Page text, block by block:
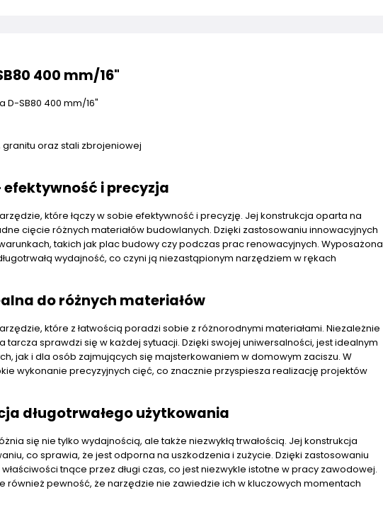
400 mm/16"
D-SB80 400 mm/16"
oraz stali zbrojeniowej
i precyzja
które łączy w sobie efektywność i precyzję. Jej konstrukcja oparta na
cięcie różnych materiałów budowlanych. Dzięki zastosowaniu innowacyjnych
takich jak plac budowy czy podczas prac renowacyjnych. Wyposażona
wydajność, co czyni ją niezastąpionym narzędziem w rękach
do różnych materiałów
które z łatwością poradzi sobie z różnorodnymi materiałami. Niezależnie
sprawdzi się w każdej sytuacji. Dzięki swojej uniwersalności, jest idealnym
jak i dla osób zajmujących się majsterkowaniem w domowym zaciszu. W
wykonanie precyzyjnych cięć, co znacznie przyspiesza realizację projektów
długotrwałego użytkowania
się nie tylko wydajnością, ale także niezwykłą trwałością. Jej konstrukcja
co sprawia, że jest odporna na uszkodzenia i zużycie. Dzięki zastosowaniu
tnące przez długi czas, co jest niezwykle istotne w pracy zawodowej.
również pewność, że narzędzie nie zawiedzie ich w kluczowych momentach